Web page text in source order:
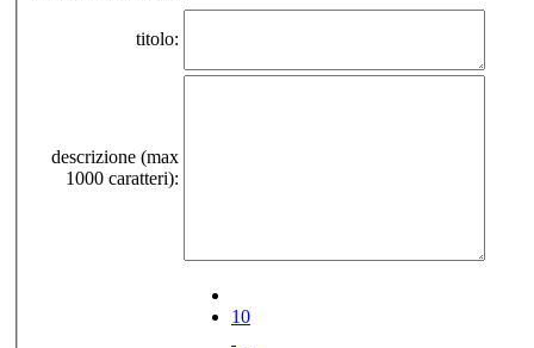
titolo:
descrizione (max
1000 caratteri):
10